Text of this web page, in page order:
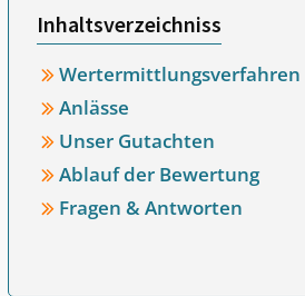
Inhaltsverzeichniss
Wertermittlungsverfahren
Anlässe
Unser Gutachten
Ablauf der Bewertung
Fragen & Antworten